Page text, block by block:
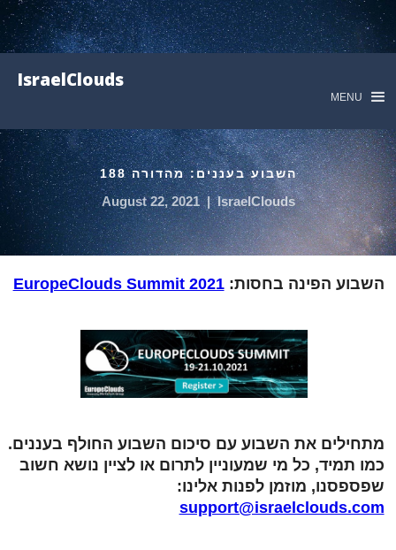
IsraelClouds
השבוע בעננים: מהדורה 188
IsraelClouds
|
August 22, 2021
הפינה בחסות:EuropeClouds Summit 2021
את השבוע עם סיכום השבוע החולף בעננים.
כל מי שמעוניין לתרום או לציין נושא חשוב
מוזמן לפנות אלינו: